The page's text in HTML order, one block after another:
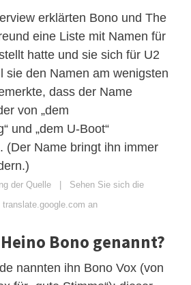
erklärten Bono und The
eine Liste mit Namen für
hatte und sie sich für U2
sie den Namen am wenigsten
dass der Name
von „dem
und „dem U-Boot“
(Der Name bringt ihn immer
der Quelle | Sehen Sie sich die
an
Bono genannt?
nannten ihn Bono Vox (von